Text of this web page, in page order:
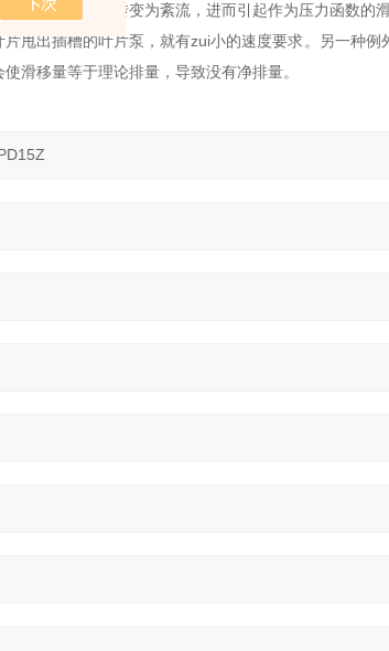
加时会引起液流转变为紊流，进而引起作为压力函数的
甩出插槽的叶片泵，就有zui小的速度要求。另一种例
滑移量等于理论排量，导致没有净排量。